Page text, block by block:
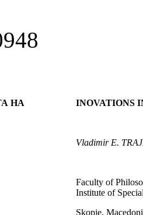
НА
INOVATIONS
Vladimir E.
Faculty of
Institute of
Skopje,